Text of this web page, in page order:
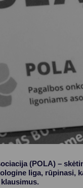
(POLA) –
liga, rūpinasi,